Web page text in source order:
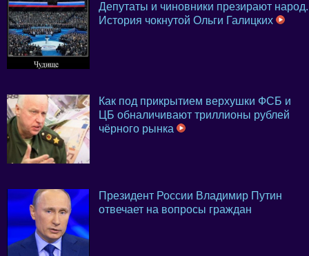
Депутаты и чиновники презирают народ.
История чокнутой Ольги Галицких
Как под прикрытием верхушки ФСБ и
ЦБ обналичивают триллионы рублей
чёрного рынка
Президент России Владимир Путин
отвечает на вопросы граждан